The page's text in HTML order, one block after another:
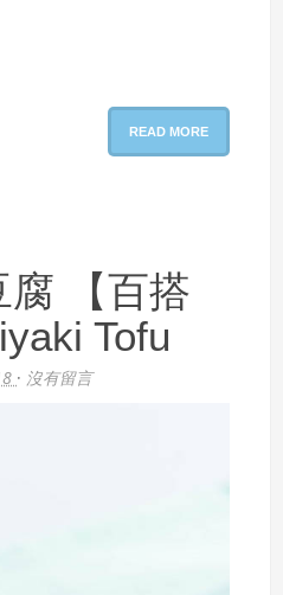
READ MORE
腐 【百搭
Tofu
· 沒有留言